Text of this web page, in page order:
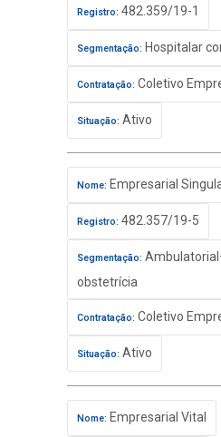
Registro: 482.359/19-1
Segmentação: Hospitalar
Contratação: Coletivo
Situação: Ativo
Nome: Empresarial
Registro: 482.357/19-5
Segmentação:
obstetrícia
Contratação: Coletivo
Situação: Ativo
Nome: Empresarial Vital